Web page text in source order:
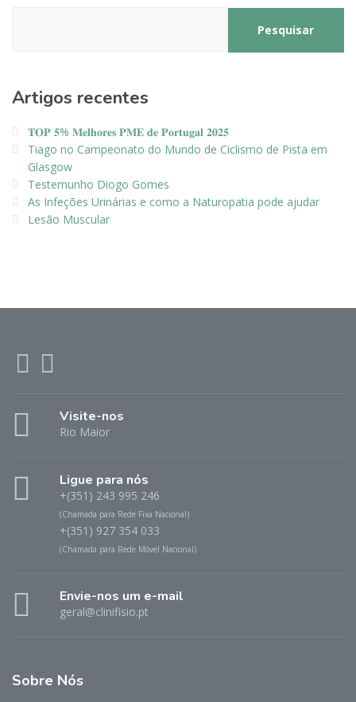
Pesquisar
Artigos recentes
𝐓𝐎𝐏 𝟓% 𝐌𝐞𝐥𝐡𝐨𝐫𝐞𝐬 𝐏𝐌𝐄 𝐝𝐞 𝐏𝐨𝐫𝐭𝐮𝐠𝐚𝐥 𝟐𝟎𝟐𝟓
Tiago no Campeonato do Mundo de Ciclismo de Pista em
Glasgow
Testemunho Diogo Gomes
As Infeções Urinárias e como a Naturopatia pode ajudar
Lesão Muscular
Visite-nos
Rio Maior
Ligue para nós
+(351) 243 995 246
(Chamada para Rede Fixa Nacional)
+(351) 927 354 033
(Chamada para Rede Móvel Nacional)
Envie-nos um e-mail
geral@clinifisio.pt
Sobre Nós